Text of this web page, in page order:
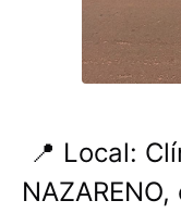
📍 Local: